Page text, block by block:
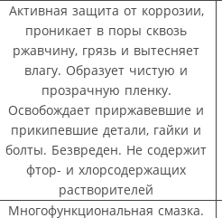
Активная защита от коррозии,
проникает в поры сквозь
ржавчину, грязь и вытесняет
влагу. Образует чистую и
прозрачную пленку.
Освобождает приржавевшие и
прикипевшие детали, гайки и
болты. Безвреден. Не содержит
фтор- и хлорсодержащих
растворителей
Многофункциональная смазка.